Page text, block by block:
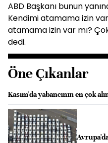
ABD Başkanı bunun
Kendimi atamama izin
atamama izin var mı?
dedi.
Öne Çıkanlar
Kasım'da yabancının en çok